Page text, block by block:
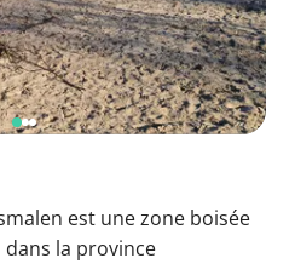
est une zone boisée
dans la province